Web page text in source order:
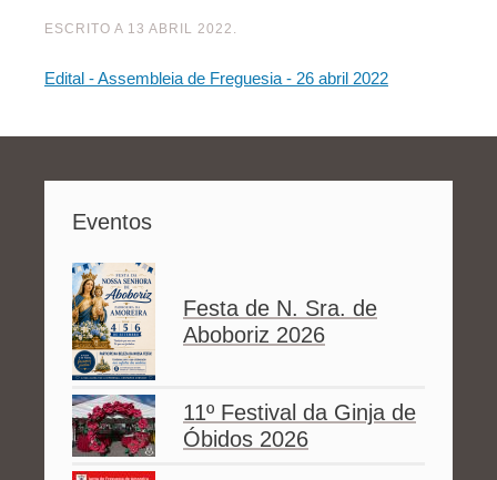
ESCRITO A 13 ABRIL 2022 .
Edital - Assembleia de Freguesia - 26 abril 2022
Eventos
Festa de N. Sra. de
Aboboriz 2026
11º Festival da Ginja de
Óbidos 2026